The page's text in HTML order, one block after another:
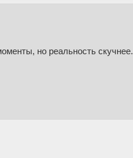
но реальность скучнее.